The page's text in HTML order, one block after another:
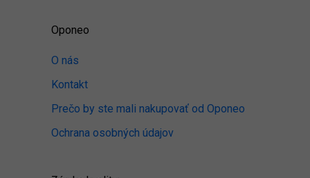
Oponeo
O nás
Kontakt
Prečo by ste mali nakupovať od Oponeo
Ochrana osobných údajov